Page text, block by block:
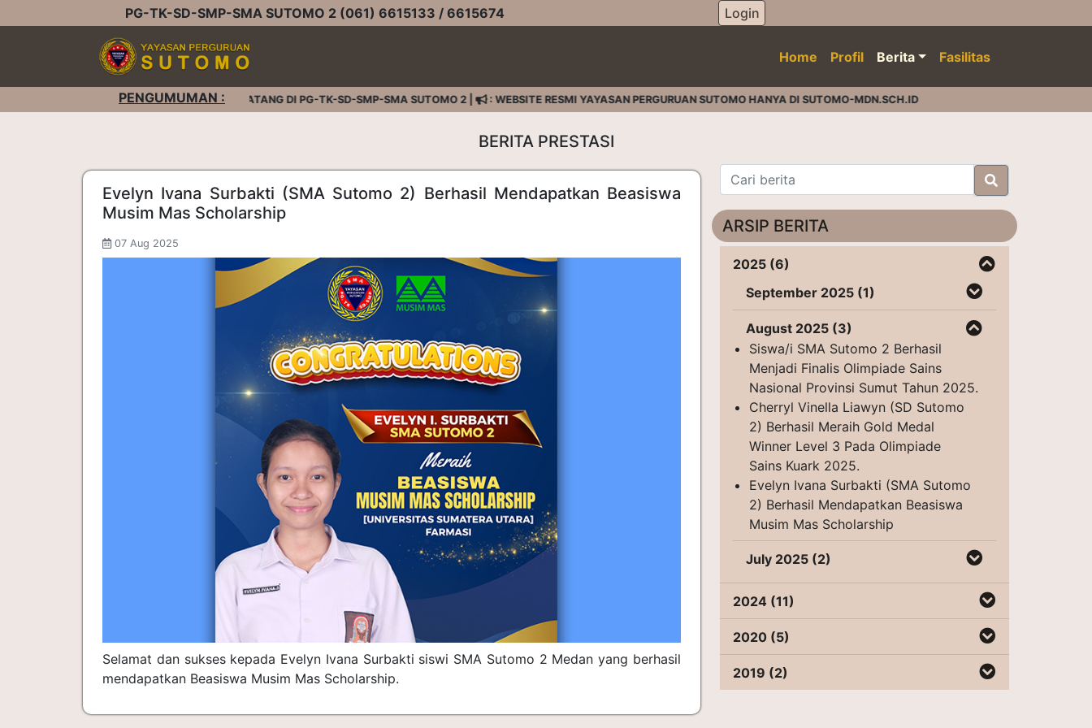
PG-TK-SD-SMP-SMA SUTOMO 2 (061) 6615133 / 6615674 Login
Home Profil Berita Fasilitas
PENGUMUMAN :SELAMAT DATANG DI PG-TK-SD-SMP-SMA SUTOMO 2 | : WEBSITE RESMI YAYASAN PERGURUAN SUTOMO HANYA DI SUTOMO-MDN.SCH.ID
BERITA PRESTASI
Evelyn Ivana Surbakti (SMA Sutomo 2) Berhasil Mendapatkan Beasiswa
Musim Mas Scholarship
07 Aug 2025
Selamat dan sukses kepada Evelyn Ivana Surbakti siswi SMA Sutomo 2 Medan yang berhasil
mendapatkan Beasiswa Musim Mas Scholarship.
ARSIP BERITA
2025 (6)
September 2025 (1)
August 2025 (3)
Siswa/i SMA Sutomo 2 Berhasil
Menjadi Finalis Olimpiade Sains
Nasional Provinsi Sumut Tahun 2025.
Cherryl Vinella Liawyn (SD Sutomo
2) Berhasil Meraih Gold Medal
Winner Level 3 Pada Olimpiade
Sains Kuark 2025.
Evelyn Ivana Surbakti (SMA Sutomo
2) Berhasil Mendapatkan Beasiswa
Musim Mas Scholarship
July 2025 (2)
2024 (11)
2020 (5)
2019 (2)